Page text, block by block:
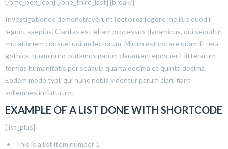
[/pmc_box_icon] [/one_third_last] [break/]
Investigationes demonstraverunt lectores legere me lius quod ii
legunt saepius. Claritas est etiam processus dynamicus, qui sequitur
mutationem consuetudium lectorum. Mirum est notare quam littera
gothica, quam nunc putamus parum claram,anteposuerit litterarum
formas humanitatis per seacula quarta decima et quinta decima.
Eodem modo typi, qui nunc nobis videntur parum clari, fiant
sollemnes in futurum.
EXAMPLE OF A LIST DONE WITH SHORTCODE
[list_plus]
This is a list item number 1